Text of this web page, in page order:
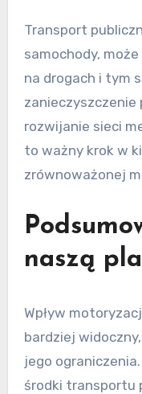
Transport
samochody,
na drogach i tym
rozwijanie sieci
to ważny krok w
zrównoważonej
naszą
Wpływ
bardziej
jego
środki transportu